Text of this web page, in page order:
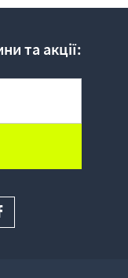
та акції: